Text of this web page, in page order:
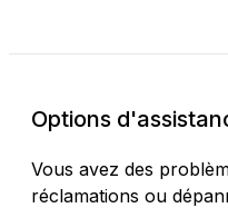
Options
Vous avez des
réclamations ou